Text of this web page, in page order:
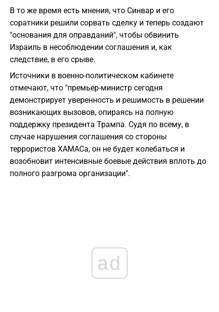
В то же время есть мнения, что Синвар и его
соратники решили сорвать сделку и теперь создают
"основания для оправданий", чтобы обвинить
Израиль в несоблюдении соглашения и, как
следствие, в его срыве.
Источники в военно-политическом кабинете
отмечают, что "премьер-министр сегодня
демонстрирует уверенность и решимость в решении
возникающих вызовов, опираясь на полную
поддержку президента Трампа. Судя по всему, в
случае нарушения соглашения со стороны
террористов ХАМАСа, он не будет колебаться и
возобновит интенсивные боевые действия вплоть до
полного разгрома организации".
ad